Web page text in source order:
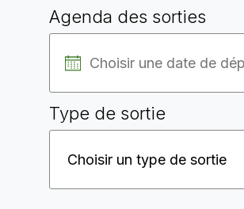
Agenda des sorties
Type de sortie